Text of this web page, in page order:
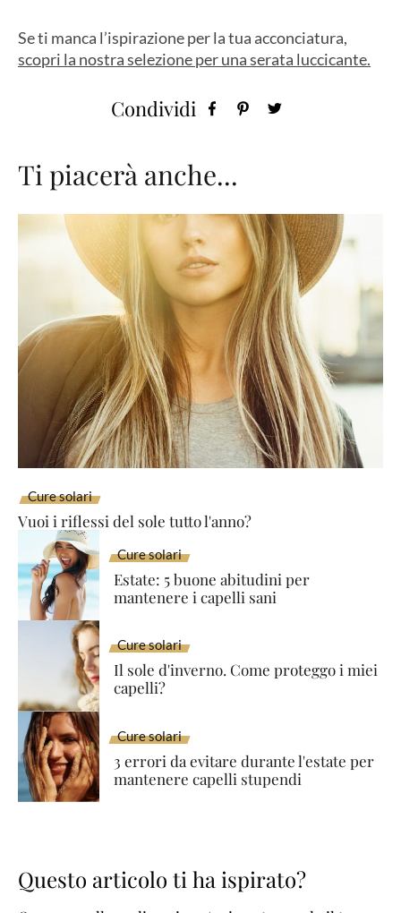
Se ti manca l’ispirazione per la tua acconciatura,
scopri la nostra selezione per una serata luccicante.
Condividi
Ti piacerà anche...
Cure solari
Vuoi i riflessi del sole tutto l'anno?
Cure solari
Estate: 5 buone abitudini per
mantenere i capelli sani
Cure solari
Il sole d'inverno. Come proteggo i miei
capelli?
Cure solari
3 errori da evitare durante l'estate per
mantenere capelli stupendi
Questo articolo ti ha ispirato?